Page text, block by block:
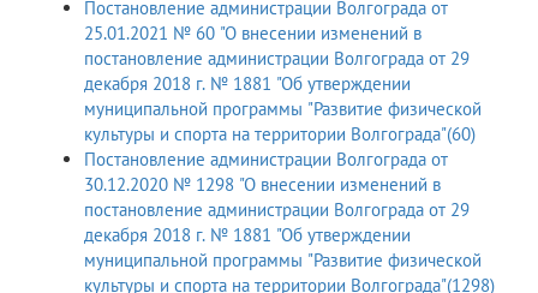
Постановление администрации Волгограда от
25.01.2021 № 60 "О внесении изменений в
постановление администрации Волгограда от 29
декабря 2018 г. № 1881 "Об утверждении
муниципальной программы "Развитие физической
культуры и спорта на территории Волгограда"(60)
Постановление администрации Волгограда от
30.12.2020 № 1298 "О внесении изменений в
постановление администрации Волгограда от 29
декабря 2018 г. № 1881 "Об утверждении
муниципальной программы "Развитие физической
культуры и спорта на территории Волгограда"(1298)